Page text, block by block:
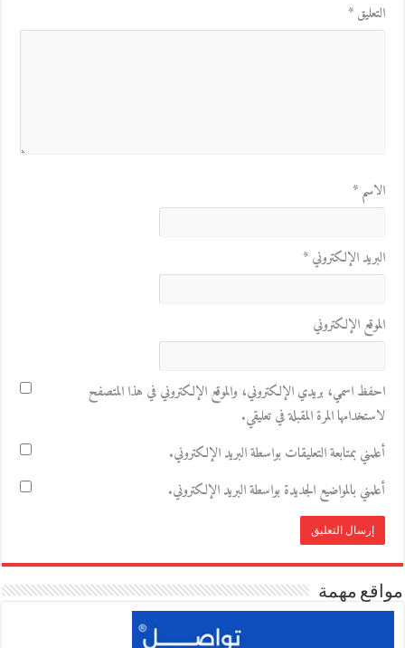
التعليق*
الاسم*
البريد الإلكتروني*
الموقع الإلكتروني
احفظ اسمي، بريدي الإلكتروني، والموقع الإلكتروني في هذا المتصفح
لاستخدامها المرة المقبلة في تعليقي.
أعلمني بمتابعة التعليقات بواسطة البريد الإلكتروني.
أعلمني بالمواضيع الجديدة بواسطة البريد الإلكتروني.
مواقع مهمة